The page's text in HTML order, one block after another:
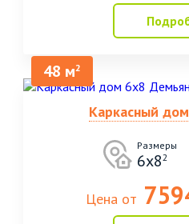
48 м2
Каркасный
Размеры
6х82
Цена от